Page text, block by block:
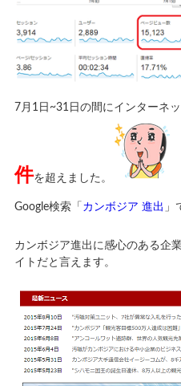
7月1日~31日の間にインターネ
件を超えました。
Google検索「 カンボジア 進出 」
カンボジア進出に感心のある企
イトだと言えます。